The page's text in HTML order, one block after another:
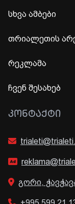
სხვა ამბები
თრიალეთის
რეკლამა
ჩვენ შესახებ
ᲙᲝᲜᲢᲐᲥᲢᲘ
გორი,